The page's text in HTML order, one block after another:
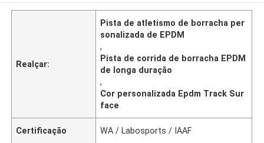
Realçar:
Pista de atletismo de borracha per
sonalizada de EPDM
,
Pista de corrida de borracha EPDM
de longa duração
,
Cor personalizada Epdm Track Sur
face
Certificação WA / Labosports / IAAF